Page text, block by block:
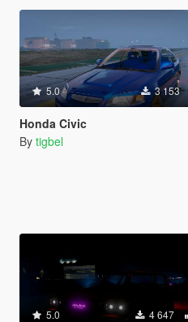
5.0 3 153
Honda Civic
By tigbel
5.0 4 647